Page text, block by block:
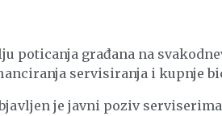
poticanja građana na
servisiranja i kupnje
je javni poziv